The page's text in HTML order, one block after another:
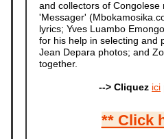
and collectors of
'Messager'
lyrics; Yves Luambo
for his help in selecting and
Jean Depara photos; and
together.
--> Cliquez ici
** Click